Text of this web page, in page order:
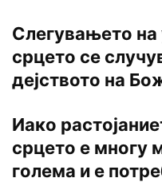
Слегувањето
срцето се
дејството на
Иако
срцето е многу
голема и е